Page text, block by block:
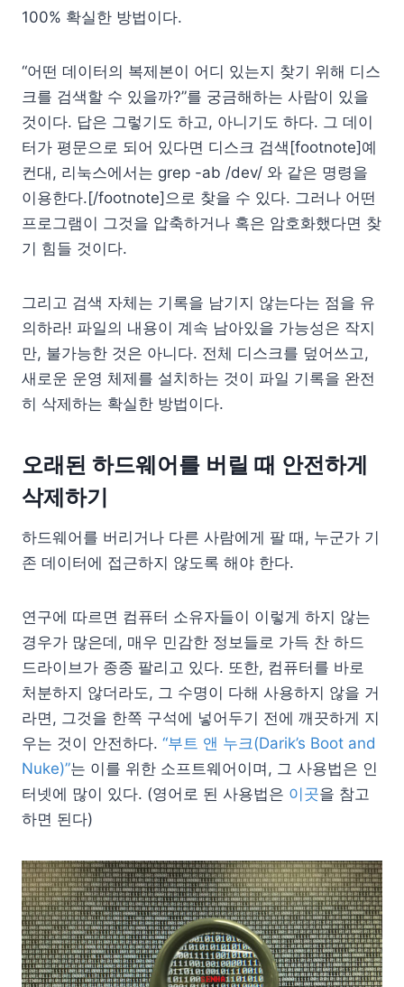
100% 확실한 방법이다.
“어떤 데이터의 복제본이 어디 있는지 찾기 위해 디스
크를 검색할 수 있을까?”를 궁금해하는 사람이 있을
것이다. 답은 그렇기도 하고, 아니기도 하다. 그 데이
터가 평문으로 되어 있다면 디스크 검색[footnote]예
컨대, 리눅스에서는 grep -ab /dev/ 와 같은 명령을
이용한다.[/footnote]으로 찾을 수 있다. 그러나 어떤
프로그램이 그것을 압축하거나 혹은 암호화했다면 찾
기 힘들 것이다.
그리고 검색 자체는 기록을 남기지 않는다는 점을 유
의하라! 파일의 내용이 계속 남아있을 가능성은 작지
만, 불가능한 것은 아니다. 전체 디스크를 덮어쓰고,
새로운 운영 체제를 설치하는 것이 파일 기록을 완전
히 삭제하는 확실한 방법이다.
오래된 하드웨어를 버릴 때 안전하게
삭제하기
하드웨어를 버리거나 다른 사람에게 팔 때, 누군가 기
존 데이터에 접근하지 않도록 해야 한다.
연구에 따르면 컴퓨터 소유자들이 이렇게 하지 않는
경우가 많은데, 매우 민감한 정보들로 가득 찬 하드
드라이브가 종종 팔리고 있다. 또한, 컴퓨터를 바로
처분하지 않더라도, 그 수명이 다해 사용하지 않을 거
라면, 그것을 한쪽 구석에 넣어두기 전에 깨끗하게 지
우는 것이 안전하다. “부트 앤 누크(Darik’s Boot and
Nuke)”는 이를 위한 소프트웨어이며, 그 사용법은 인
터넷에 많이 있다. (영어로 된 사용법은 이곳을 참고
하면 된다)